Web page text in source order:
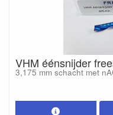
VHM éénsnijder
3,175 mm schacht met